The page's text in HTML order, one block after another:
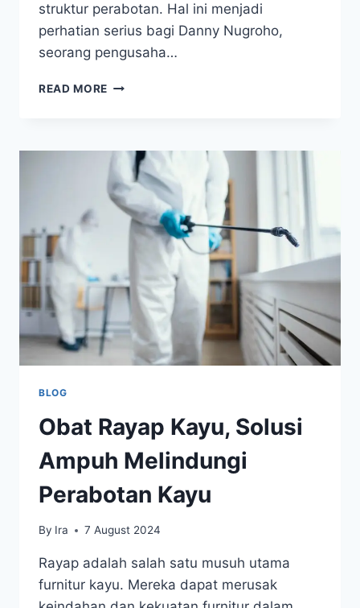
struktur perabotan. Hal ini menjadi
perhatian serius bagi Danny Nugroho,
seorang pengusaha…
READ MORE DANNY
ANTI
KUTU
BIOCIDE
INSECTICIDE
BLOG
Obat Rayap Kayu, Solusi
Ampuh Melindungi
Perabotan Kayu
By Ira 7 August 2024
Rayap adalah salah satu musuh utama
furnitur kayu. Mereka dapat merusak